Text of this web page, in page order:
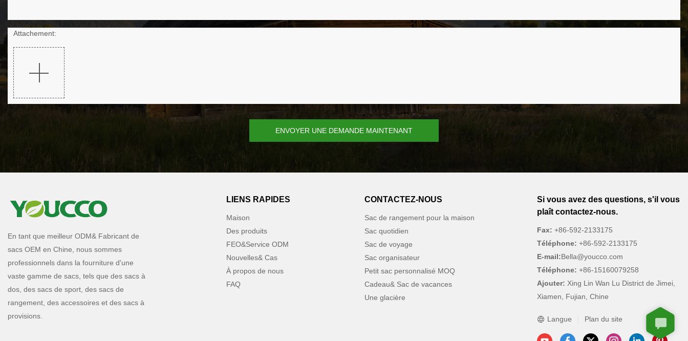
Attachement:
ENVOYER UNE DEMANDE MAINTENANT
En tant que meilleur ODM& Fabricant de
sacs OEM en Chine, nous sommes
professionnels dans la fourniture d'une
vaste gamme de sacs, tels que des sacs à
dos, des sacs de sport, des sacs de
rangement, des accessoires et des sacs à
provisions.
LIENS RAPIDES
Maison
Des produits
FEO&Service ODM
Nouvelles& Cas
À propos de nous
FAQ
CONTACTEZ-NOUS
Sac de rangement pour la maison
Sac quotidien
Sac de voyage
Sac organisateur
Petit sac personnalisé MOQ
Cadeau& Sac de vacances
Une glacière
Si vous avez des questions, s'il vous
plaît contactez-nous.
Fax:+86-592-2133175
Téléphone:+86-592-2133175
E-mail:Bella@youcco.com
Téléphone: +86-15160079258
Ajouter: Xing Lin Wan Lu District de Jimei,
Xiamen, Fujian, Chine
Langue Plan du site